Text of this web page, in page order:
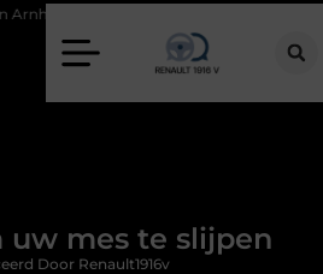
alleen een knipbeurt
uw mes te slijpen
Door Renault1916v